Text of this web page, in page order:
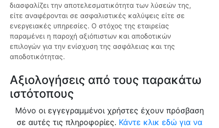
διασφαλίζει την αποτελεσματικότητα των λύσεών της,
είτε αναφέρονται σε ασφαλιστικές καλύψεις είτε σε
ενεργειακές υπηρεσίες. Ο στόχος της εταιρείας
παραμένει η παροχή αξιόπιστων και αποδοτικών
επιλογών για την ενίσχυση της ασφάλειας και της
αποδοτικότητας.
Αξιολογήσεις από τους παρακάτω
ιστότοπους
Μόνο οι εγγεγραμμένοι χρήστες έχουν πρόσβαση
σε αυτές τις πληροφορίες. Κάντε κλικ εδώ για να